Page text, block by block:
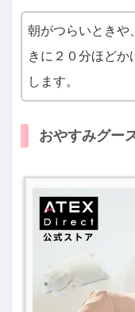
朝がつらいときや
きに２０分ほどか
します。
おやすみグー